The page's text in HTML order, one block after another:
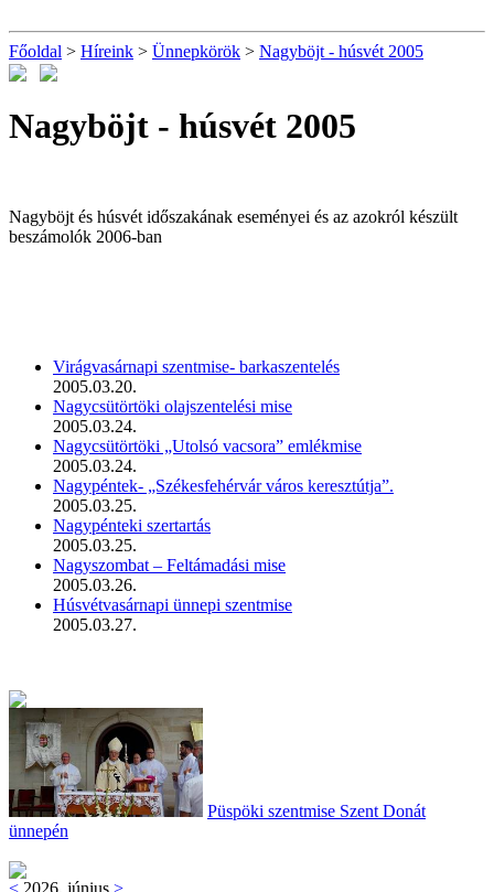
Főoldal > Híreink > Ünnepkörök > Nagyböjt - húsvét 2005
Nagyböjt - húsvét 2005
Nagyböjt és húsvét időszakának eseményei és az azokról készült
beszámolók 2006-ban
Virágvasárnapi szentmise- barkaszentelés
2005.03.20.
Nagycsütörtöki olajszentelési mise
2005.03.24.
Nagycsütörtöki „Utolsó vacsora” emlékmise
2005.03.24.
Nagypéntek- „Székesfehérvár város keresztútja”.
2005.03.25.
Nagypénteki szertartás
2005.03.25.
Nagyszombat – Feltámadási mise
2005.03.26.
Húsvétvasárnapi ünnepi szentmise
2005.03.27.
Püspöki szentmise Szent Donát
ünnepén